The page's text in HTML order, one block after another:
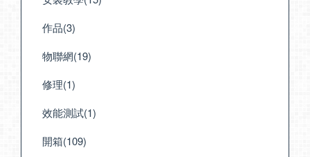
作品(3)
物聯網(19)
修理(1)
效能測試(1)
開箱(109)